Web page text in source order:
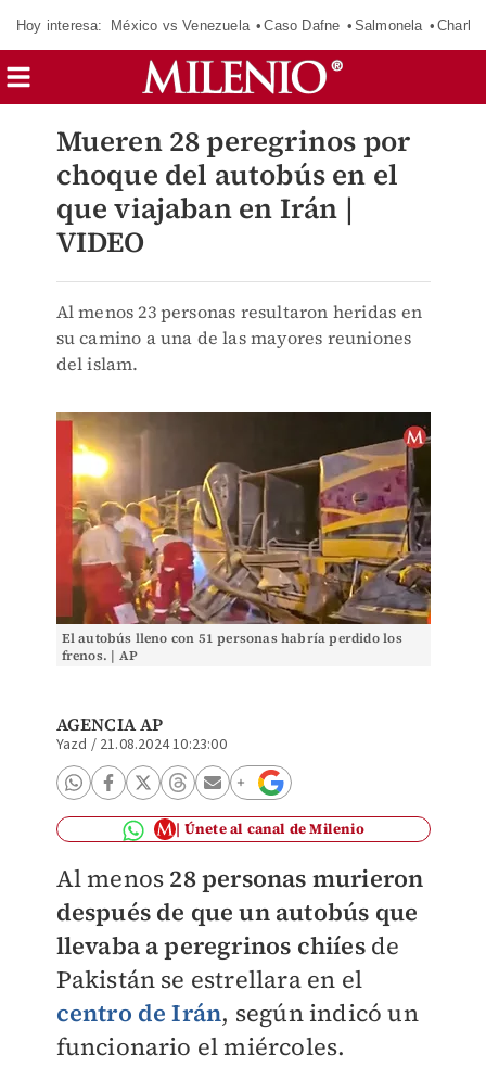
Hoy interesa: México vs Venezuela Caso Dafne Salmonela
Mueren 28 peregrinos por
choque del autobús en el
que viajaban en Irán |
VIDEO
Al menos 23 personas resultaron heridas en
su camino a una de las mayores reuniones
del islam.
El autobús lleno con 51 personas habría perdido los
frenos. | AP
AGENCIA AP
Yazd / 21.08.2024 10:23:00
Únete al canal de Milenio
Al menos 28 personas murieron
después de que un autobús que
llevaba a peregrinos chiíes de
Pakistán se estrellara en el
centro de Irán, según indicó un
funcionario el miércoles.